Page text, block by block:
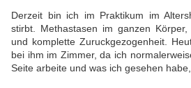
Derzeit bin ich im Praktikum im
stirbt. Methastasen im ganzen
und komplette Zuruckgezogenheit.
bei ihm im Zimmer, da ich
Seite arbeite und was ich gesehen